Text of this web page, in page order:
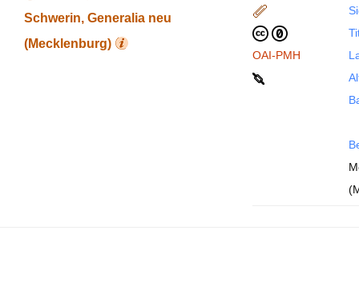
Schwerin, Generalia neu
(Mecklenburg)
OAI-PMH